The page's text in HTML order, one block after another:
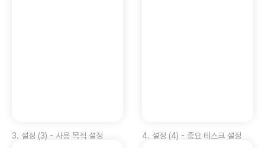
3. 설정 (3) - 사용 목적 설정 4. 설정 (4) - 중요 테스크 설정